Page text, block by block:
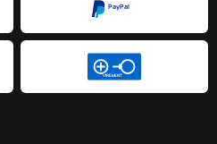
PayPal
VIREMENT